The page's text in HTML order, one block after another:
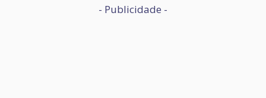
- Publicidade -